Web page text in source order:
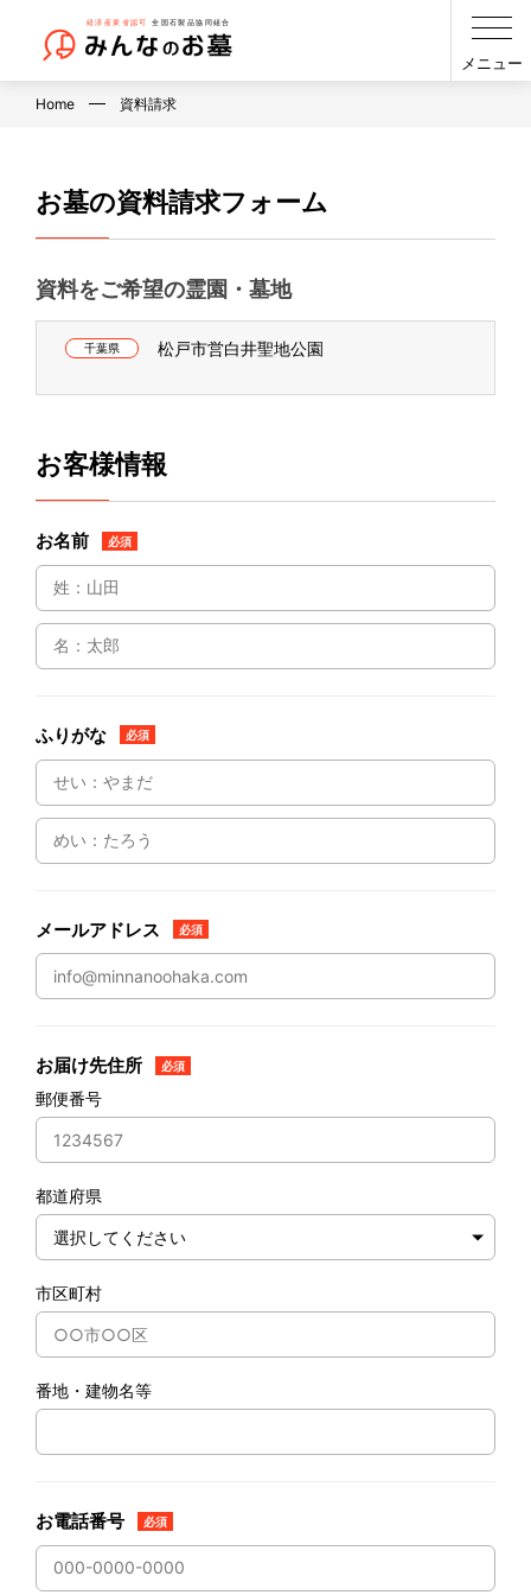
メニュー
Home 資料請求
お墓の資料請求フォーム
資料をご希望の霊園・墓地
千葉県 松戸市営白井聖地公園
お客様情報
お名前 必須
ふりがな 必須
メールアドレス 必須
お届け先住所 必須
郵便番号
都道府県
市区町村
番地・建物名等
お電話番号 必須